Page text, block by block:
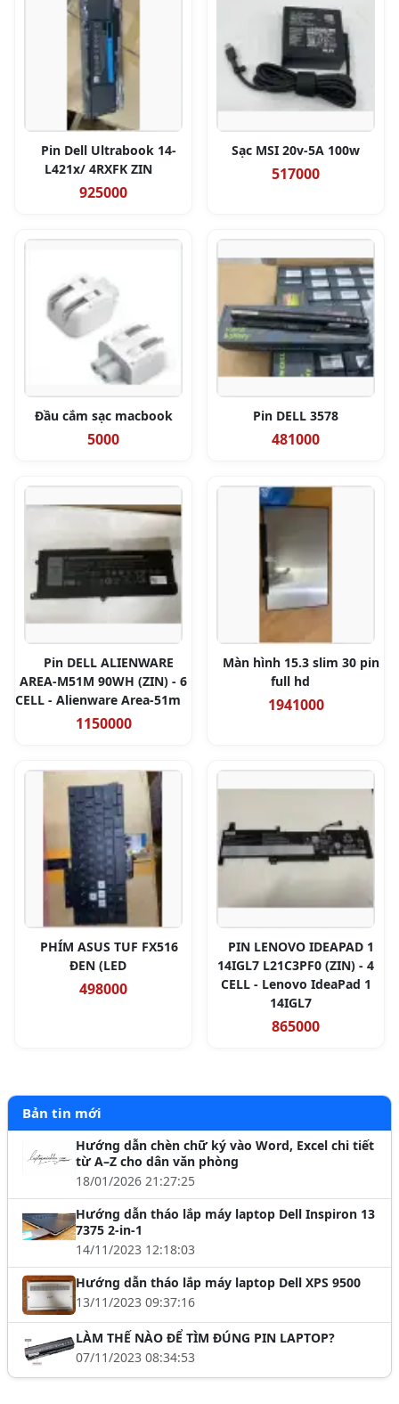
Pin Dell Ultrabook 14-
L421x/ 4RXFK ZIN
925000
Sạc MSI 20v-5A 100w
517000
Đầu cắm sạc macbook
5000
Pin DELL 3578
481000
Pin DELL ALIENWARE
AREA-M51M 90WH (ZIN) - 6
CELL - Alienware Area-51m
1150000
Màn hình 15.3 slim 30 pin
full hd
1941000
PHÍM ASUS TUF FX516
ĐEN (LED
498000
PIN LENOVO IDEAPAD 1
14IGL7 L21C3PF0 (ZIN) - 4
CELL - Lenovo IdeaPad 1
14IGL7
865000
Bản tin mới
Hướng dẫn chèn chữ ký vào Word, Excel chi tiết
từ A–Z cho dân văn phòng
18/01/2026 21:27:25
Hướng dẫn tháo lắp máy laptop Dell Inspiron 13
7375 2-in-1
14/11/2023 12:18:03
Hướng dẫn tháo lắp máy laptop Dell XPS 9500
13/11/2023 09:37:16
LÀM THẾ NÀO ĐỂ TÌM ĐÚNG PIN LAPTOP?
07/11/2023 08:34:53